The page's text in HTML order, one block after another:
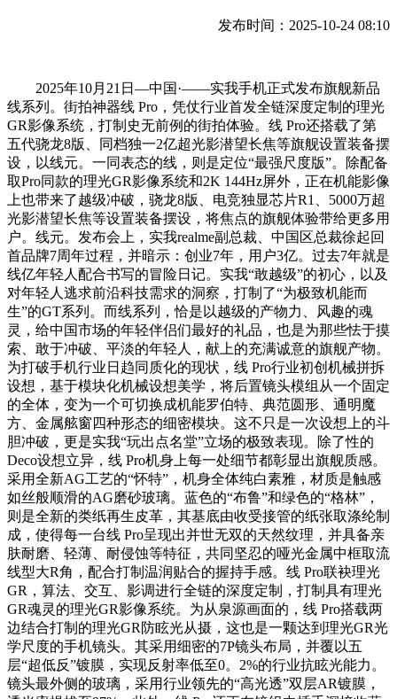
发布时间：2025-10-24 08:10
2025年10月21日—中国·——实我手机正式发布旗舰新品
线系列。街拍神器线 Pro，凭仗行业首发全链深度定制的理光
GR影像系统，打制史无前例的街拍体验。线 Pro还搭载了第
五代骁龙8版、同档独一2亿超光影潜望长焦等旗舰设置装备摆
设，以线元。一同表态的线，则是定位“最强尺度版”。除配备
取Pro同款的理光GR影像系统和2K 144Hz屏外，正在机能影像
上也带来了越级冲破，骁龙8版、电竞独显芯片R1、5000万超
光影潜望长焦等设置装备摆设，将焦点的旗舰体验带给更多用
户。线元。发布会上，实我realme副总裁、中国区总裁徐起回
首品牌7周年过程，并暗示：创业7年，用户3亿。过去7年就是
线亿年轻人配合书写的冒险日记。实我“敢越级”的初心，以及
对年轻人逃求前沿科技需求的洞察，打制了“为极致机能而
生”的GT系列。而线系列，恰是以越级的产物力、风趣的魂
灵，给中国市场的年轻伴侣们最好的礼品，也是为那些怯于摸
索、敢于冲破、平淡的年轻人，献上的充满诚意的旗舰产物。
为打破手机行业日趋同质化的现状，线 Pro行业初创机械拼拆
设想，基于模块化机械设想美学，将后置镜头模组从一个固定
的全体，变为一个可切换成机能罗伯特、典范圆形、通明魔
方、金属舷窗四种形态的细密模块。这不只是一次设想上的斗
胆冲破，更是实我“玩出点名堂”立场的极致表现。除了性的
Deco设想立异，线 Pro机身上每一处细节都彰显出旗舰质感。
采用全新AG工艺的“怀特”，机身全体纯白素雅，材质是触感
如丝般顺滑的AG磨砂玻璃。蓝色的“布鲁”和绿色的“格林”，
则是全新的类纸再生皮革，其基底由收受接管的纸张取涤纶制
成，使得每一台线 Pro呈现出并世无双的天然纹理，并具备亲
肤耐磨、轻薄、耐侵蚀等特征，共同坚忍的哑光金属中框取流
线型大R角，配合打制温润贴合的握持手感。线 Pro联袂理光
GR，算法、交互、影调进行全链的深度定制，打制具有理光
GR魂灵的理光GR影像系统。为从泉源画面的，线 Pro搭载两
边结合打制的理光GR防眩光从摄，这也是一颗达到理光GR光
学尺度的手机镜头。其采用细密的7P镜头布局，并覆以五
层“超低反”镀膜，实现反射率低至0。2%的行业抗眩光能力。
镜头最外侧的玻璃，采用行业领先的“高光透”双层AR镀膜，